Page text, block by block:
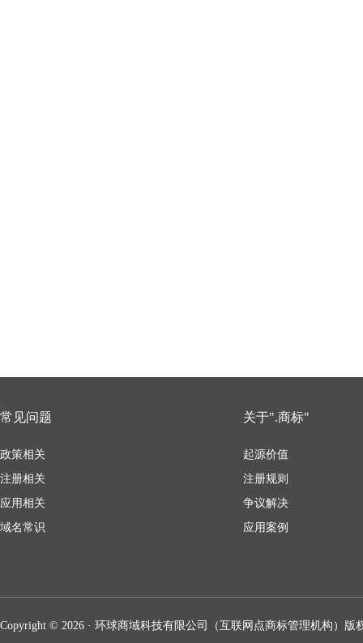
常见问题
政策相关
注册相关
应用相关
域名常识
关于".商标"
起源价值
注册规则
争议解决
应用案例
Copyright © 2026 · 环球商域科技有限公司（互联网点商标管理机构）版